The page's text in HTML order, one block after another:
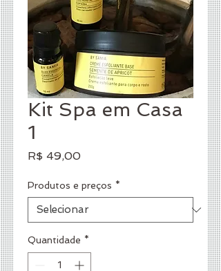
Kit Spa em Casa
1
R$ 49,00Preço
Produtos e preços *
Quantidade *